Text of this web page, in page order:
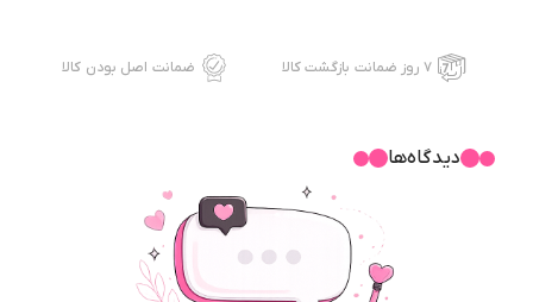
۷ روز ضمانت بازگشت کالا ضمانت اصل بودن کالا
دیدگاه‌ها